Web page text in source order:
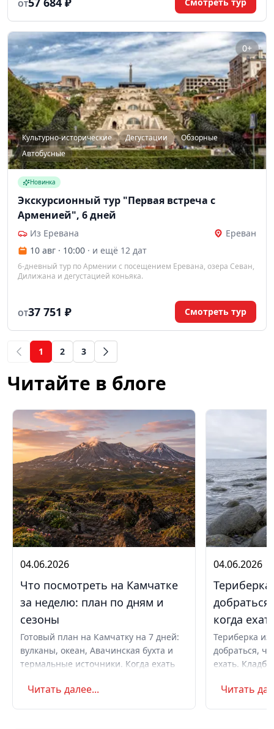
коньяка и вина.
ОТ
0+
Культурно-исторические Дегустации
Обзорные
Автобусные
Новинка
Экскурсионный тур "Первая встреча с
Арменией", 6 дней
Из Еревана
Ереван
10 авг · 10:00 · и ещё 12 дат
6-дневный тур по Армении с посещением Еревана, озера Севан,
Дилижана и дегустацией коньяка.
ОТ37 751 ₽ Смотреть тур
1(current)
2 3
Читайте в блоге
04.06.2026
Что посмотреть на Камчатке
за неделю: план по дням и
сезоны
Готовый план на Камчатку на 7 дней:
вулканы, океан, Авачинская бухта и
термальные источники. Когда ехать
самостоятельно или с туром.
Читать далее...
04.06.2026
когда
Териберка
добраться,
ехать.
Маршрут на
Читать